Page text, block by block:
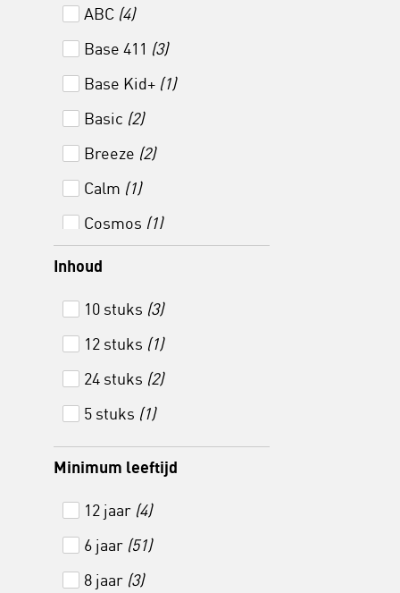
Vingergrip
Vulpen (19)
Vulpen navulling
Wisdoekje
Schneider(39)
Sharpie
STABILO(55)
Staedtler(9)
Stetro(1)
Tipp-Ex(5)
ABC (4)
Base 411 (3)
Base Kid+ (1)
Basic (2)
Breeze (2)
Calm (1)
Cosmos (1)
Cristal
Nature(1)
Nexx
(5)
Pigma(3)
Round stic
Inhoud
10 stuks (3)
12 stuks (1)
24 stuks (2)
5 stuks (1)
Minimum leeftijd
12 jaar (4)
6 jaar (51)
8 jaar (3)